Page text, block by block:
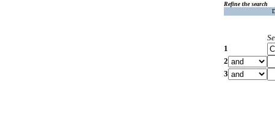
Refine the search
1
2
3